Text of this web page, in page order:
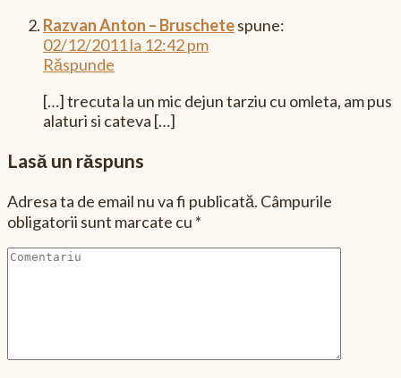
Razvan Anton – Bruschetespune:
02/12/2011 la 12:42 pm
Răspunde
[…] trecuta la un mic dejun tarziu cu omleta, am pus
alaturi si cateva […]
Lasă un răspuns
Adresa ta de email nu va fi publicată. Câmpurile
obligatorii sunt marcate cu *
Comentariu